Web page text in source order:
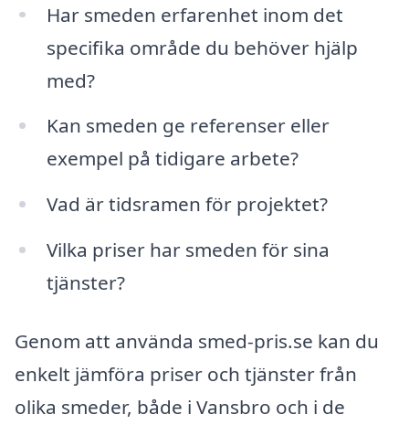
Har smeden erfarenhet inom det
specifika område du behöver hjälp
med?
Kan smeden ge referenser eller
exempel på tidigare arbete?
Vad är tidsramen för projektet?
Vilka priser har smeden för sina
tjänster?
Genom att använda smed-pris.se kan du
enkelt jämföra priser och tjänster från
olika smeder, både i Vansbro och i de